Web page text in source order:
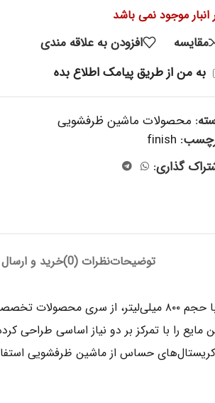
انبار موجود نمی باشد
مقایسه
افزودن به علاقه مندی
به من از طریق پیامک اطلاع بده
محصولات ماشین ظرفشویی
finish
گذاری:
توضیحاتنظرات (0) خرید و ارسال
مایع را با تمرکز بر دو نیاز اساسی
حساس از ماشین ظرفشویی